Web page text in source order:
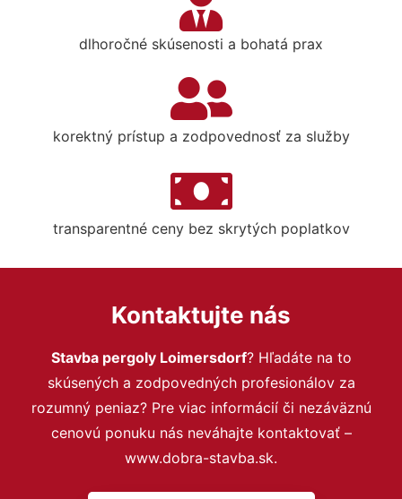
dlhoročné skúsenosti a bohatá prax
korektný prístup a zodpovednosť za služby
transparentné ceny bez skrytých poplatkov
Kontaktujte nás
Stavba pergoly Loimersdorf? Hľadáte na to
skúsených a zodpovedných profesionálov za
rozumný peniaz? Pre viac informácií či nezáväznú
cenovú ponuku nás neváhajte kontaktovať –
www.dobra-stavba.sk.